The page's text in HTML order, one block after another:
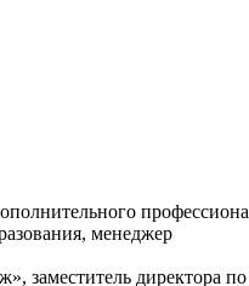
менеджер
заместитель директора